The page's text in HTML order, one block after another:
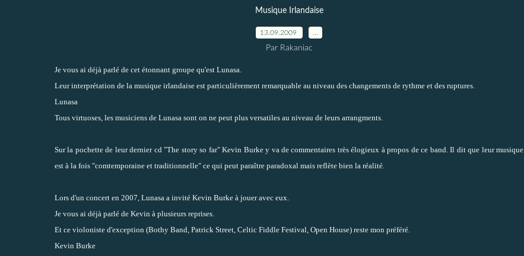
Musique Irlandaise
13.09.2009
Par Rakaniac
Je vous ai déjà parlé de cet étonnant groupe qu'est Lunasa.
Leur interprétation de la musique irlandaise est particulièrement remarquable au niveau des changements de rythme et des ruptures.
Lunasa
Tous virtuoses, les musiciens de Lunasa sont on ne peut plus versatiles au niveau de leurs arrangments.
Sur la pochette de leur dernier cd "The story so far" Kevin Burke y va de commentaires très élogieux à propos de ce band. Il dit que leur musique
est à la fois "comtemporaine et traditionnelle" ce qui peut paraître paradoxal mais reflète bien la réalité.
Lors d'un concert en 2007, Lunasa a invité Kevin Burke à jouer avec eux.
Je vous ai déjà parlé de Kevin à plusieurs reprises.
Et ce violoniste d'exception (Bothy Band, Patrick Street, Celtic Fiddle Festival, Open House) reste mon préféré.
Kevin Burke